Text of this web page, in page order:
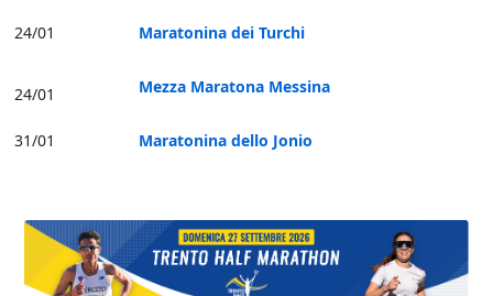
24/01 Maratonina dei Turchi
24/01 Mezza Maratona Messina
31/01 Maratonina dello Jonio